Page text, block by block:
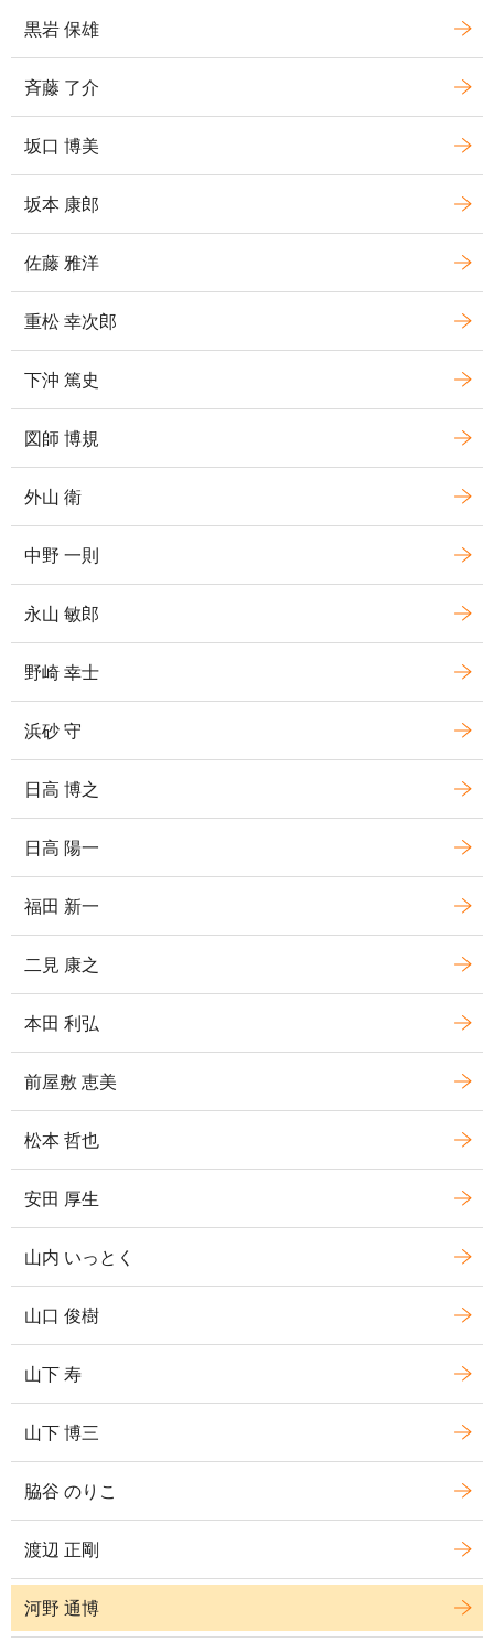
黒岩 保雄
斉藤 了介
坂口 博美
坂本 康郎
佐藤 雅洋
重松 幸次郎
下沖 篤史
図師 博規
外山 衛
中野 一則
永山 敏郎
野崎 幸士
浜砂 守
日高 博之
日高 陽一
福田 新一
二見 康之
本田 利弘
前屋敷 恵美
松本 哲也
安田 厚生
山内 いっとく
山口 俊樹
山下 寿
山下 博三
脇谷 のりこ
渡辺 正剛
河野 通博